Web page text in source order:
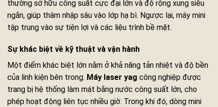
thường sở hữu công suất cực đại lớn và độ rộng xung siêu
ngắn, giúp thâm nhập sâu vào lớp hạ bì. Ngược lại, máy mini
tập trung vào sự tiện lợi và các liệu trình bề mặt.
Sự khác biệt về kỹ thuật và vận hành
Một điểm khác biệt lớn nằm ở khả năng tản nhiệt và độ bền
của linh kiện bên trong. Máy laser yag công nghiệp được
trang bị hệ thống làm mát bằng nước công suất lớn, cho
phép hoạt động liên tục nhiều giờ. Trong khi đó, dòng mini